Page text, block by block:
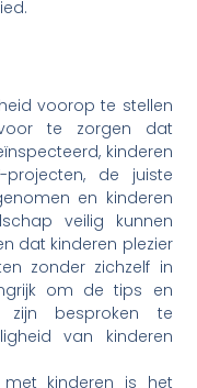
voorop te stellen
te zorgen dat
kinderen
de juiste
en kinderen
veilig kunnen
dat kinderen plezier
zonder zichzelf in
om de tips en
besproken te
van kinderen
kinderen is het